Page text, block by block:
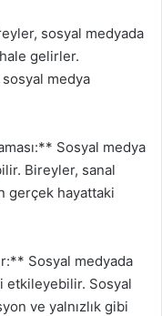
sosyal medyada
gelirler.
sosyal medya
Sosyal medya
Bireyler, sanal
gerçek hayattaki
Sosyal medyada
etkileyebilir. Sosyal
ve yalnızlık gibi